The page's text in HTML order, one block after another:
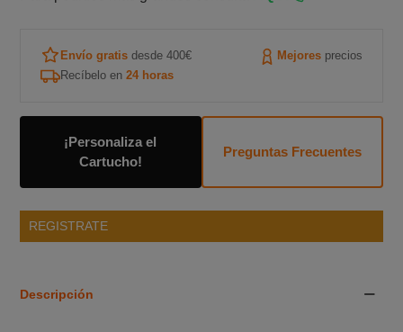
Envío gratisdesde 400€ Mejores precios
Recíbelo en 24 horas
¡Personaliza el
Cartucho!
Preguntas Frecuentes
REGISTRATE
Descripción